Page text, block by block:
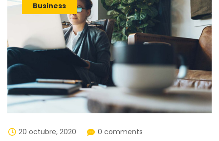
Business
20 octubre, 2020 0 comments